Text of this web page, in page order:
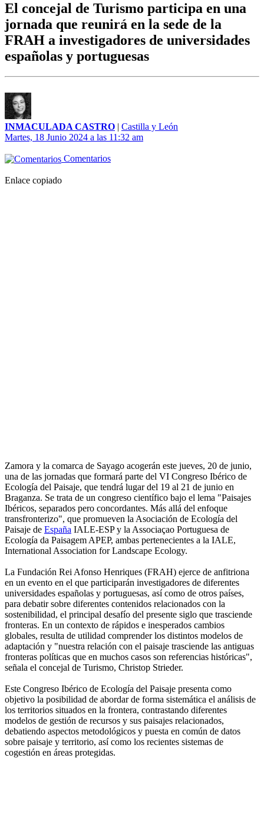
El concejal de Turismo participa en una
jornada que reunirá en la sede de la
FRAH a investigadores de universidades
españolas y portuguesas
INMACULADA CASTRO | Castilla y León
Martes, 18 Junio 2024 a las 11:32 am
Comentarios
Enlace copiado
Zamora y la comarca de Sayago acogerán este jueves, 20 de junio,
una de las jornadas que formará parte del VI Congreso Ibérico de
Ecología del Paisaje, que tendrá lugar del 19 al 21 de junio en
Braganza. Se trata de un congreso científico bajo el lema "Paisajes
Ibéricos, separados pero concordantes. Más allá del enfoque
transfronterizo", que promueven la Asociación de Ecología del
Paisaje de España IALE-ESP y la Associaçao Portuguesa de
Ecología da Paisagem APEP, ambas pertenecientes a la IALE,
International Association for Landscape Ecology.
La Fundación Rei Afonso Henriques (FRAH) ejerce de anfitriona
en un evento en el que participarán investigadores de diferentes
universidades españolas y portuguesas, así como de otros países,
para debatir sobre diferentes contenidos relacionados con la
sostenibilidad, el principal desafío del presente siglo que trasciende
fronteras. En un contexto de rápidos e inesperados cambios
globales, resulta de utilidad comprender los distintos modelos de
adaptación y "nuestra relación con el paisaje trasciende las antiguas
fronteras políticas que en muchos casos son referencias históricas",
señala el concejal de Turismo, Christop Strieder.
Este Congreso Ibérico de Ecología del Paisaje presenta como
objetivo la posibilidad de abordar de forma sistemática el análisis de
los territorios situados en la frontera, contrastando diferentes
modelos de gestión de recursos y sus paisajes relacionados,
debatiendo aspectos metodológicos y puesta en común de datos
sobre paisaje y territorio, así como los recientes sistemas de
cogestión en áreas protegidas.